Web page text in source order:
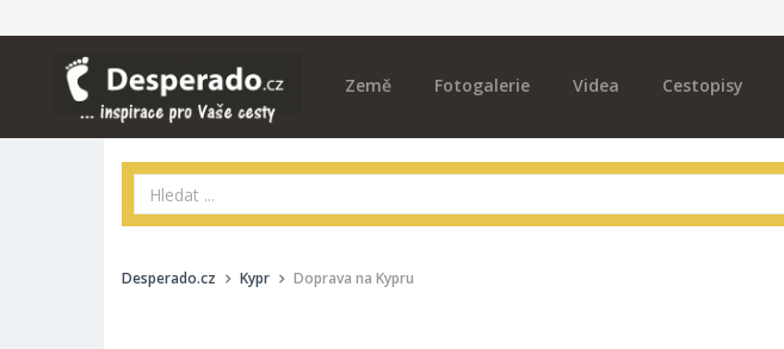
Země Fotogalerie Videa Cestopisy
Desperado.cz Kypr Doprava na Kypru